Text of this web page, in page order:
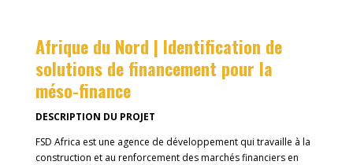
Afrique du Nord | Identification de
solutions de financement pour la
méso-finance
DESCRIPTION DU PROJET
FSD Africa est une agence de développement qui travaille à la
construction et au renforcement des marchés financiers en